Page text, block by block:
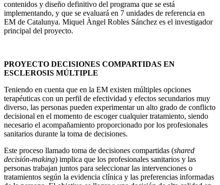
contenidos y diseño definitivo del programa que se está
implementando, y que se evaluará en 7 unidades de referencia en
EM de Catalunya. Miquel Àngel Robles Sánchez es el investigador
principal del proyecto.
PROYECTO DECISIONES COMPARTIDAS EN
ESCLEROSIS MÚLTIPLE
Teniendo en cuenta que en la EM existen múltiples opciones
terapéuticas con un perfil de efectividad y efectos secundarios muy
diverso, las personas pueden experimentar un alto grado de conflicto
decisional en el momento de escoger cualquier tratamiento, siendo
necesario el acompañamiento proporcionado por los profesionales
sanitarios durante la toma de decisiones.
Este proceso llamado toma de decisiones compartidas (shared
decisión-making) implica que los profesionales sanitarios y las
personas trabajan juntos para seleccionar las intervenciones o
tratamientos según la evidencia clínica y las preferencias informadas